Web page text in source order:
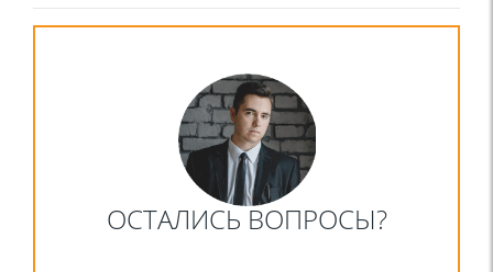
ОСТАЛИСЬ ВОПРОСЫ?